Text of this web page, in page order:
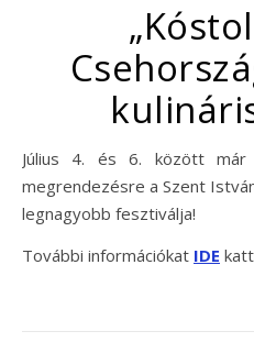
Július 4. és 6. között már harmadik alkalommal kerül
megrendezésre a Szent
legnagyobb fesztiválja!
További információkat IDE